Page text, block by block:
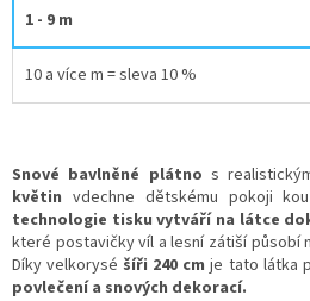
1 - 9 m
10 a více m = sleva 10 %
Snové bavlněné plátno s
květin vdechne dětskému pokoji
technologie tisku vytváří na látce
které postavičky víl a lesní zátiší působí
Díky velkorysé šíři 240 cm je tato látka
povlečení a snových dekorací.